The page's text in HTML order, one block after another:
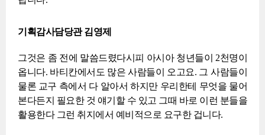
기획감사담당관 김영제
그것은 좀 전에 말씀드렸다시피 아시아 청년들이 2천명이
옵니다. 바티칸에서도 많은 사람들이 오고요. 그 사람들이
물론 교구 측에서 다 알아서 하지만 우리한테 무엇을 물어
본다든지 필요한 것 얘기할 수 있고 그때 바로 이런 분들을
활용한다 그런 취지에서 예비적으로 요구한 겁니다.